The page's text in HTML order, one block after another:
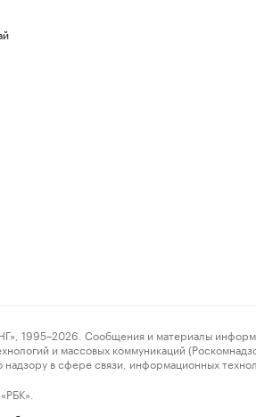
Сообщения и материалы
и массовых коммуникаций
в сфере связи, информационных